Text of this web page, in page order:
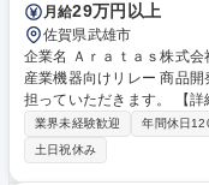
月給29万円以上
佐賀県武雄市
企業名 Ａｒａｔａｓ株式会社 求人名 【旧オムロン電子部品事業部/佐
産業機器向けリレー 商品開発担当 仕事の内容 産機リレー
担っていただきます。 【詳細】 ■量産品設計変更、技術変更管理 ■技術問
い合わせの対応・販促支援 【使用する開発言語等】■3D-CAD((SolidWork
s)、CAEシミュレーション ■各
【旧オムロン電子部品事業
業界未経験歓迎 年間休日
土日祝休み